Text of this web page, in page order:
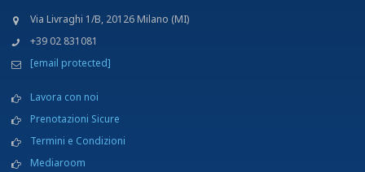
Via Livraghi 1/B, 20126 Milano (MI)
+39 02 831081
[email protected]
Lavora con noi
Prenotazioni Sicure
Termini e Condizioni
Mediaroom